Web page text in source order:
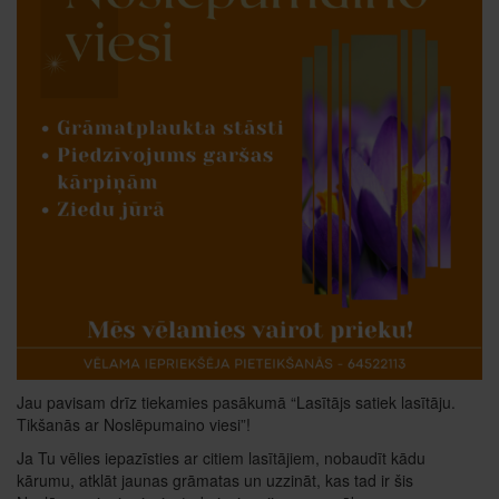
Jau pavisam drīz tiekamies pasākumā “Lasītājs satiek lasītāju.
Tikšanās ar Noslēpumaino viesi”!
Ja Tu vēlies iepazīsties ar citiem lasītājiem, nobaudīt kādu
kārumu, atklāt jaunas grāmatas un uzzināt, kas tad ir šis